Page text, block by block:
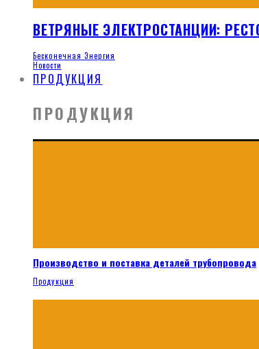
ВЕТРЯНЫЕ ЭЛЕКТРОСТАНЦИИ:
Бесконечная Энергия
Новости
ПРОДУКЦИЯ
ПРОДУКЦИЯ
Производство и поставка деталей трубопровода
Продукция